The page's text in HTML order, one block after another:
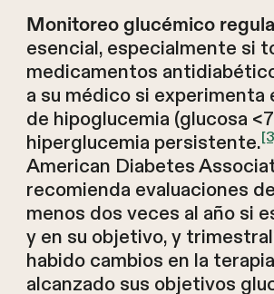
Monitoreo glucémico
esencial, especialmente si
medicamentos
a su médico si experimenta
de hipoglucemia (glucosa
hiperglucemia persistente.
American Diabetes
recomienda evaluaciones
menos dos veces al año si
y en su objetivo, y
habido cambios en la
alcanzado sus objetivos